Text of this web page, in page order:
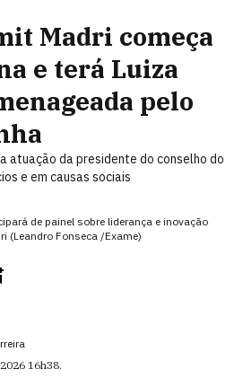
Madri começa
e terá Luiza
pelo
atuação da presidente do conselho do
e em causas sociais
de painel sobre liderança e inovação
(Leandro Fonseca /Exame)
16h38.